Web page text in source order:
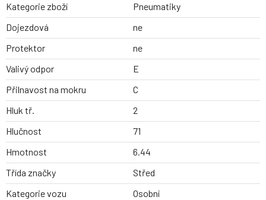
Kategorie zboží
Pneumatiky
Dojezdová
ne
Protektor
ne
Valivý odpor
E
Přilnavost na mokru
C
Hluk tř.
2
Hlučnost
71
Hmotnost
6.44
Třída značky
Střed
Kategorie vozu
Osobní